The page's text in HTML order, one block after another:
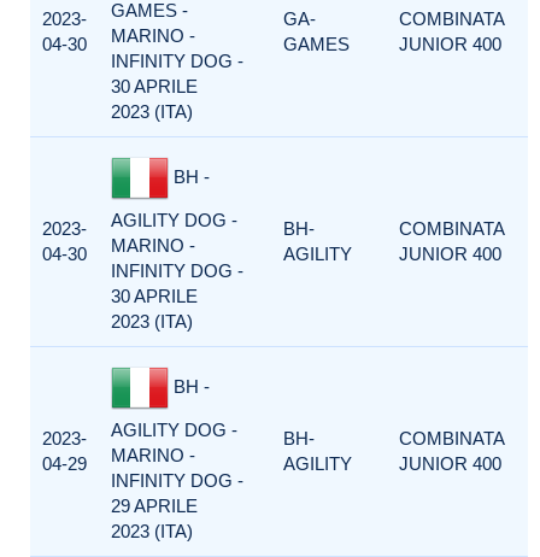
2023-
04-30
GAMES -
MARINO -
INFINITY DOG -
30 APRILE
2023 (ITA)
GA-
GAMES
COMBINATA
JUNIOR 400
2023-
04-30
BH -
AGILITY DOG -
MARINO -
INFINITY DOG -
30 APRILE
2023 (ITA)
BH-
AGILITY
COMBINATA
JUNIOR 400
2023-
04-29
BH -
AGILITY DOG -
MARINO -
INFINITY DOG -
29 APRILE
2023 (ITA)
BH-
AGILITY
COMBINATA
JUNIOR 400